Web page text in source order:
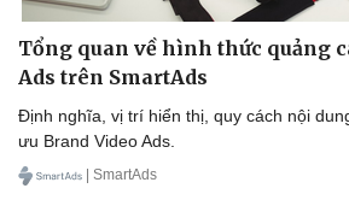
Tổng quan về hình thức quảng
Ads trên SmartAds
Định nghĩa, vị trí hiển thị, quy cách nội
ưu Brand Video Ads.
| SmartAds